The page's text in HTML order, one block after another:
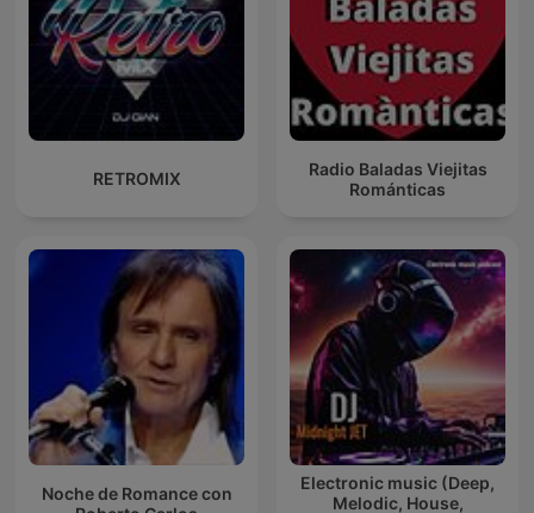
RETROMIX
Radio Baladas Viejitas
Románticas
Noche de Romance con
Electronic music (Deep,
Melodic, House,